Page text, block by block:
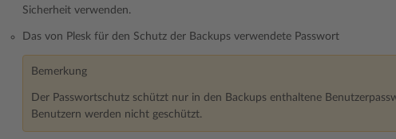
Sicherheit verwenden.
Das von Plesk für den Schutz der Backups verwendete Passwort
Bemerkung
Der Passwortschutz schützt nur in den Backups enthaltene
Benutzern werden nicht geschützt.